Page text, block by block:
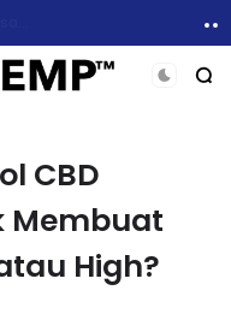
CBD
Membuat
High?